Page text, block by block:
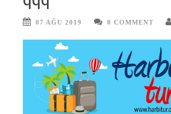
07 AĞU 2019 0 COMMENT